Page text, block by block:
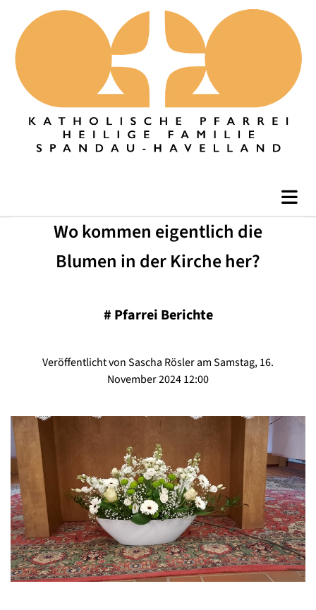
Wo kommen eigentlich die
Blumen in der Kirche her?
# Pfarrei Berichte
Veröffentlicht von Sascha Rösler am Samstag, 16.
November 2024 12:00